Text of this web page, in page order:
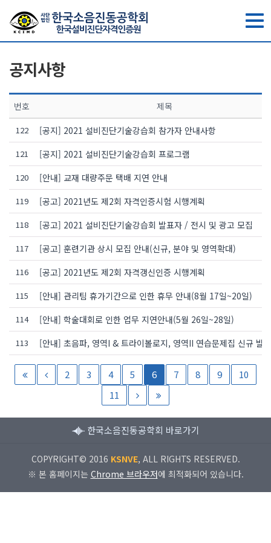
toggle
공지사항
번호 제목
122 [공지] 2021 설비진단기술강습회 참가자 안내사항
121 [공지] 2021 설비진단기술강습회 프로그램
120 [안내] 교재 대량주문 택배 지연 안내
119 [공고] 2021년도 제2회 자격인증시험 시행계획
118 [공고] 2021 설비진단기술강습회 발표자 / 전시 및 광고 모집
117 [공고] 훈련기관 상시 모집 안내(신규, 분야 및 영역확대)
116 [공고] 2021년도 제2회 자격갱신인증 시행계획
115 [안내] 관리팀 휴가기간으로 인한 휴무 안내(8월 17일~20일)
114 [안내] 학술대회로 인한 업무 지연안내(5월 26일~28일)
113 [안내] 초음파, 영역I & 트라이볼로지, 영역II 연습문제집 신규 발
2 3 4 5 6 7 8 9
10
11
한국소음진동공학회 바로가기
COPYRIGHT© 2016 KSNVE, ALL RIGHTS RESERVED.
※ 본 홈페이지는 Chrome 브라우저에 최적화되어 있습니다.